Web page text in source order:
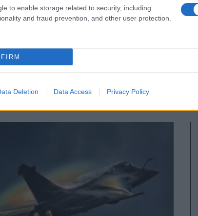
to enable storage related to security, including
and fraud prevention, and other user protection.
Deletion Data Access Privacy Policy